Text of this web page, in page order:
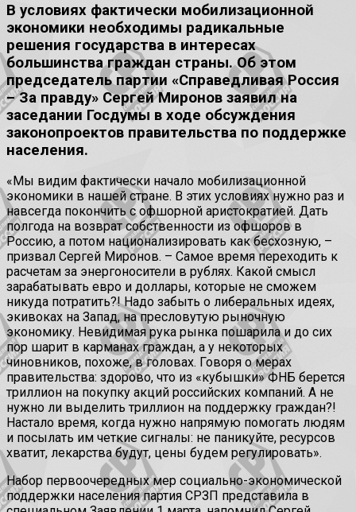
В условиях фактически мобилизационной
экономики необходимы радикальные
решения государства в интересах
большинства граждан страны. Об этом
председатель партии «Справедливая Россия
– За правду» Сергей Миронов заявил на
заседании Госдумы в ходе обсуждения
законопроектов правительства по поддержке
населения.
«Мы видим фактически начало мобилизационной
экономики в нашей стране. В этих условиях нужно раз и
навсегда покончить с офшорной аристократией. Дать
полгода на возврат собственности из офшоров в
Россию, а потом национализировать как бесхозную, –
призвал Сергей Миронов. – Самое время переходить к
расчетам за энергоносители в рублях. Какой смысл
зарабатывать евро и доллары, которые не сможем
никуда потратить?! Надо забыть о либеральных идеях,
экивоках на Запад, на пресловутую рыночную
экономику. Невидимая рука рынка пошарила и до сих
пор шарит в карманах граждан, а у некоторых
чиновников, похоже, в головах. Говоря о мерах
правительства: здорово, что из «кубышки» ФНБ берется
триллион на покупку акций российских компаний. А не
нужно ли выделить триллион на поддержку граждан?!
Настало время, когда нужно напрямую помогать людям
и посылать им четкие сигналы: не паникуйте, ресурсов
хватит, лекарства будут, цены будем регулировать».
Набор первоочередных мер социально-экономической
поддержки населения партия СРЗП представила в